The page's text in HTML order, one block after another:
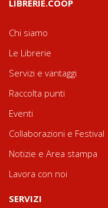
LIBRERIE.COOP
Chi siamo
Le Librerie
Servizi e vantaggi
Raccolta punti
Eventi
Collaborazioni e Festival
Notizie e Area stampa
Lavora con noi
SERVIZI